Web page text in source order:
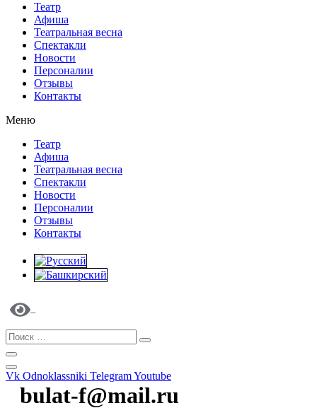
Театр
Афиша
Театральная весна
Спектакли
Новости
Персоналии
Отзывы
Контакты
Меню
Театр
Афиша
Театральная весна
Спектакли
Новости
Персоналии
Отзывы
Контакты
Vk Odnoklassniki TelegramYoutube
bulat-f@mail.ru